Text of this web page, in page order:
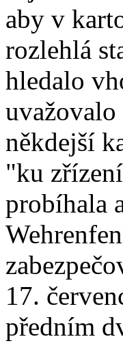
aby v
rozlehlá
hledalo
někdejší
"ku
probíhala
17.
předním